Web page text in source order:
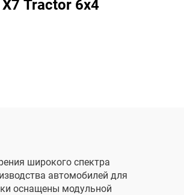
X7 Tractor 6x4
широкого спектра
автомобилей для
оснащены модульной